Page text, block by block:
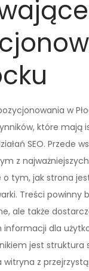
w
które mają
SEO. Przede
z
tym, jak strona
Treści powinny
ale także
dla
jest struktura
witryna z